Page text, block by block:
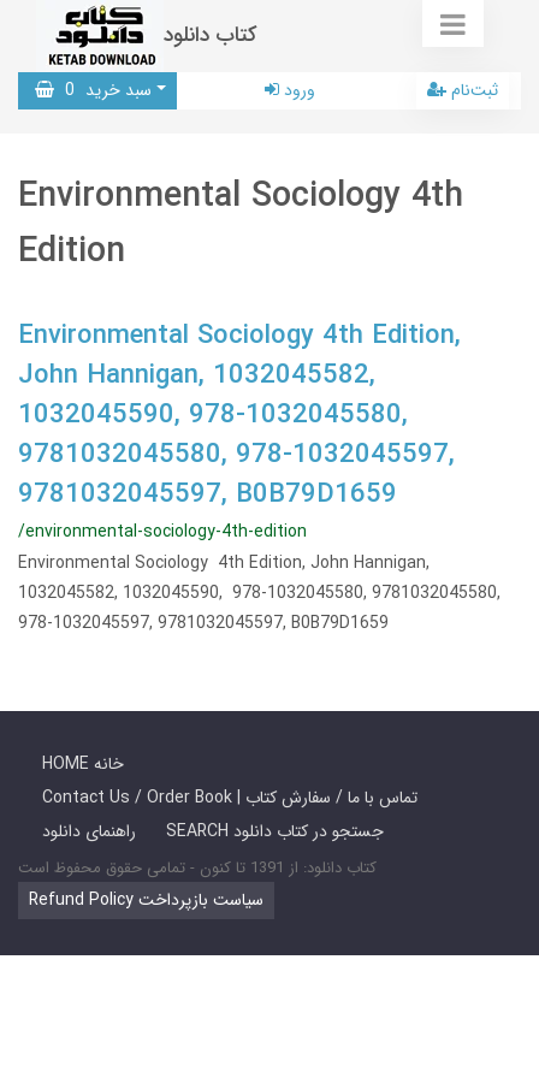
کتاب دانلود
سبد خرید 0 ورود ثبت‌نام
Environmental Sociology 4th
Edition
Environmental Sociology 4th Edition,
John Hannigan, 1032045582,
1032045590, 978-1032045580,
9781032045580, 978-1032045597,
9781032045597, B0B79D1659
/environmental-sociology-4th-edition
Environmental Sociology 4th Edition, John Hannigan,
1032045582, 1032045590, 978-1032045580, 9781032045580,
978-1032045597, 9781032045597, B0B79D1659
HOME خانه
Contact Us / Order Book | تماس با ما / سفارش کتاب
راهنمای دانلود
SEARCH جستجو در کتاب دانلود
کتاب دانلود: از 1391 تا کنون - تمامی حقوق محفوظ است
Refund Policy سیاست بازپرداخت